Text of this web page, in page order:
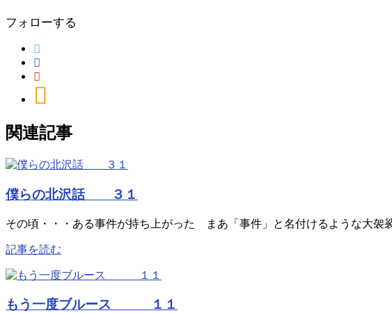
フォローする
関連記事
僕らの北沢話 ３１
その頃・・・ある事件が持ち上がった まあ「事件」と名付けるような大袈
記事を読む
もう一度ブルース １１